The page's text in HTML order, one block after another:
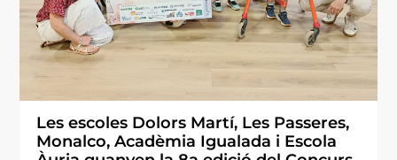
Les escoles Dolors Martí, Les Passeres,
Monalco, Acadèmia Igualada i Escola